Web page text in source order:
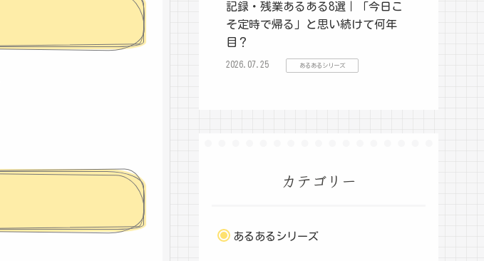
記録・残業あるある8選｜「今日こ
そ定時で帰る」と思い続けて何年
目？
2026.07.25 あるあるシリーズ
カテゴリー
あるあるシリーズ